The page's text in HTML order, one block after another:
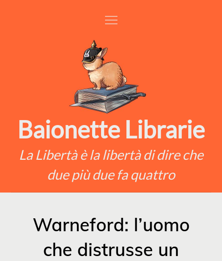
Baionette Librarie
La Libertà è la libertà di dire che
due più due fa quattro
Warneford: l’uomo
che distrusse un